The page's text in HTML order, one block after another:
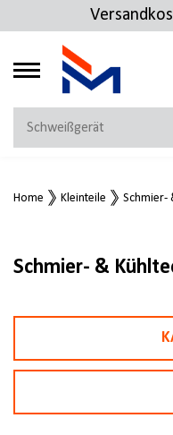
MEIN KONTO
Jetzt anmelden
Jetzt registrieren
Home Kleinteile Schmier-
Schmier- &